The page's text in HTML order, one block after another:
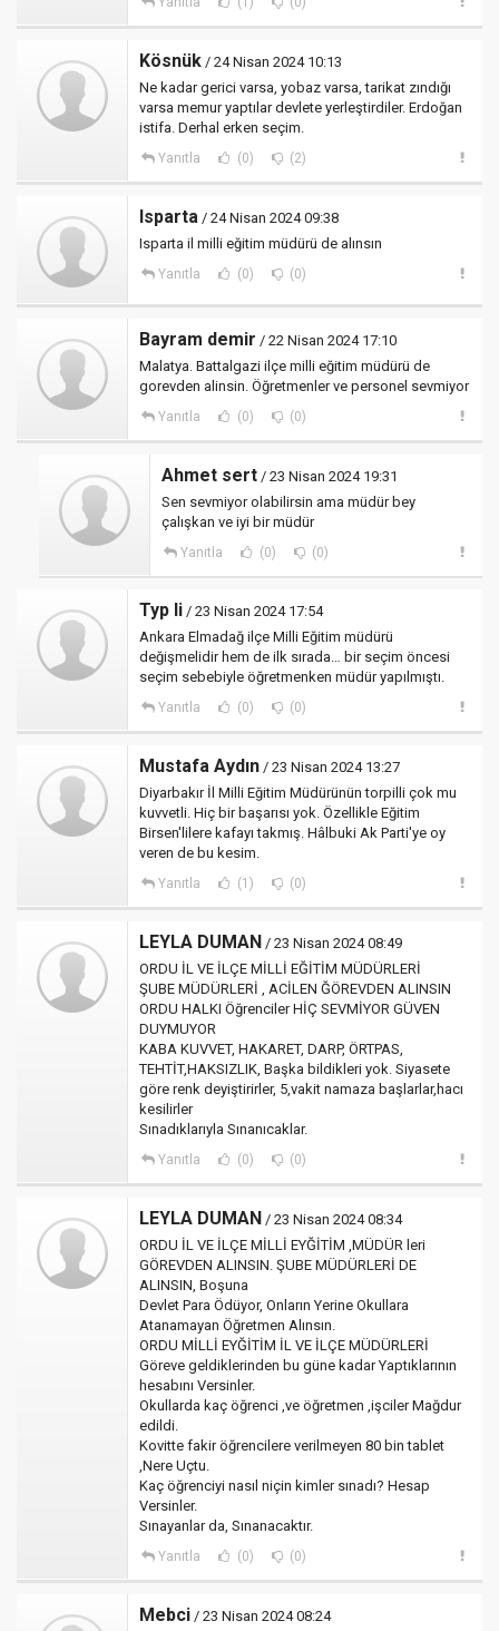
Kösnük / 24 Nisan 2024 10:13
Ne kadar gerici varsa, yobaz varsa, tarikat zındığı
varsa memur yaptılar devlete yerleştirdiler. Erdoğan
istifa. Derhal erken seçim.
Yanıtla (0) (2)
Isparta / 24 Nisan 2024 09:38
Isparta il milli eğitim müdürü de alınsın
Yanıtla (0) (0)
Bayram demir / 22 Nisan 2024 17:10
Malatya. Battalgazi ilçe milli eğitim müdürü de
gorevden alinsin. Öğretmenler ve personel sevmiyor
Yanıtla (0) (0)
Ahmet sert / 23 Nisan 2024 19:31
Sen sevmiyor olabilirsin ama müdür bey
çalışkan ve iyi bir müdür
Yanıtla (0) (0)
Typ li / 23 Nisan 2024 17:54
Ankara Elmadağ ilçe Milli Eğitim müdürü
değişmelidir hem de ilk sırada… bir seçim öncesi
seçim sebebiyle öğretmenken müdür yapılmıştı.
Yanıtla (0) (0)
Mustafa Aydın / 23 Nisan 2024 13:27
Diyarbakır İl Milli Eğitim Müdürünün torpilli çok mu
kuvvetli. Hiç bir başarısı yok. Özellikle Eğitim
Birsen'lilere kafayı takmış. Hâlbuki Ak Parti'ye oy
veren de bu kesim.
Yanıtla (1) (0)
LEYLA DUMAN / 23 Nisan 2024 08:49
ORDU İL VE İLÇE MİLLİ EĞİTİM MÜDÜRLERİ
ŞUBE MÜDÜRLERİ , ACİLEN ĞÖREVDEN ALINSIN
ORDU HALKI Öğrenciler HİÇ SEVMİYOR GÜVEN
DUYMUYOR
KABA KUVVET, HAKARET, DARP, ÖRTPAS,
TEHTİT,HAKSIZLIK, Başka bildikleri yok. Siyasete
göre renk deyiştirirler, 5,vakit namaza başlarlar,hacı
kesilirler
Sınadıklarıyla Sınanıcaklar.
Yanıtla (0) (0)
LEYLA DUMAN / 23 Nisan 2024 08:34
ORDU İL VE İLÇE MİLLİ EYĞİTİM ,MÜDÜR leri
GÖREVDEN ALINSIN. ŞUBE MÜDÜRLERİ DE
ALINSIN, Boşuna
Devlet Para Ödüyor, Onların Yerine Okullara
Atanamayan Öğretmen Alınsın.
ORDU MİLLİ EYĞİTİM İL VE İLÇE MÜDÜRLERİ
Göreve geldiklerinden bu güne kadar Yaptıklarının
hesabını Versinler.
Okullarda kaç öğrenci ,ve öğretmen ,işciler Mağdur
edildi.
Kovitte fakir öğrencilere verilmeyen 80 bin tablet
,Nere Uçtu.
Kaç öğrenciyi nasıl niçin kimler sınadı? Hesap
Versinler.
Sınayanlar da, Sınanacaktır.
Yanıtla (0) (0)
Mebci / 23 Nisan 2024 08:24